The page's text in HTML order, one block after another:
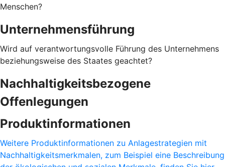
Menschen?
Unternehmensführung
Wird auf verantwortungsvolle Führung des Unternehmens
beziehungsweise des Staates geachtet?
Nachhaltigkeitsbezogene
Offenlegungen
Produktinformationen
Weitere Produktinformationen zu Anlagestrategien mit
Nachhaltigkeitsmerkmalen, zum Beispiel eine Beschreibung